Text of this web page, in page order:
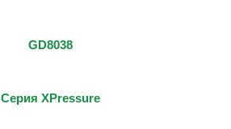
GD8038
Серия XPressure